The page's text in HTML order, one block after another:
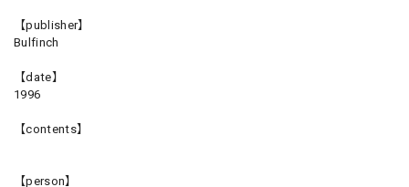
【publisher】
Bulfinch
【date】
1996
【contents】
【person】